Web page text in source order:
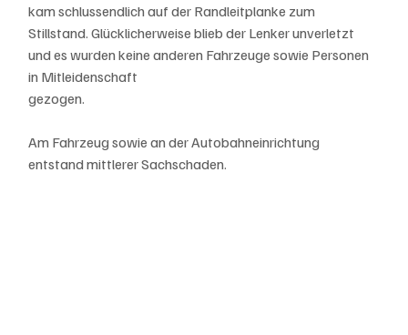
kam schlussendlich auf der Randleitplanke zum
Stillstand. Glücklicherweise blieb der Lenker unverletzt
und es wurden keine anderen Fahrzeuge sowie Personen
in Mitleidenschaft
gezogen.
Am Fahrzeug sowie an der Autobahneinrichtung
entstand mittlerer Sachschaden.